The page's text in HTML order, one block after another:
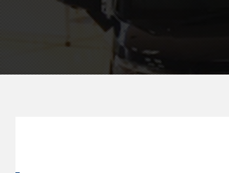
地図でさが
試乗車でさ
乗用車
軽自動車
車検・定期
カーケアを